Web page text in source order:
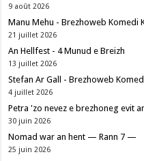
9 août 2026
Manu Mehu - Brezhoweb Komedi
21 juillet 2026
An Hellfest - 4 Munud e Breizh
13 juillet 2026
Stefan Ar Gall - Brezhoweb
4 juillet 2026
Petra 'zo nevez e brezhoneg evit
30 juin 2026
Nomad war an hent — Rann 7 —
25 juin 2026